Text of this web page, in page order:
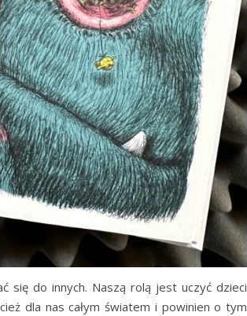
się do innych. Naszą rolą jest uczyć dzieci
dla nas całym światem i powinien o tym